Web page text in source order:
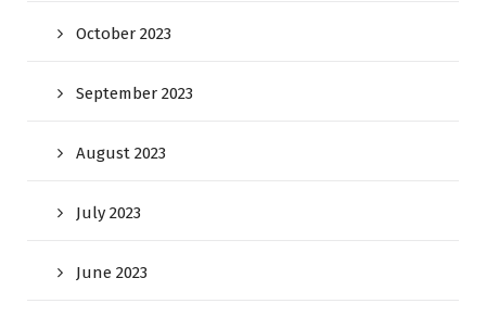
October 2023
September 2023
August 2023
July 2023
June 2023